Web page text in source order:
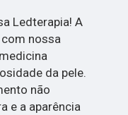
Ledterapia! A
nossa
da pele.
não
e a aparência